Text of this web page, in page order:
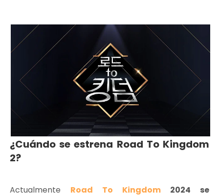
¿Cuándo se estrena Road To Kingdom
2?
Actualmente Road To Kingdom 2024 se